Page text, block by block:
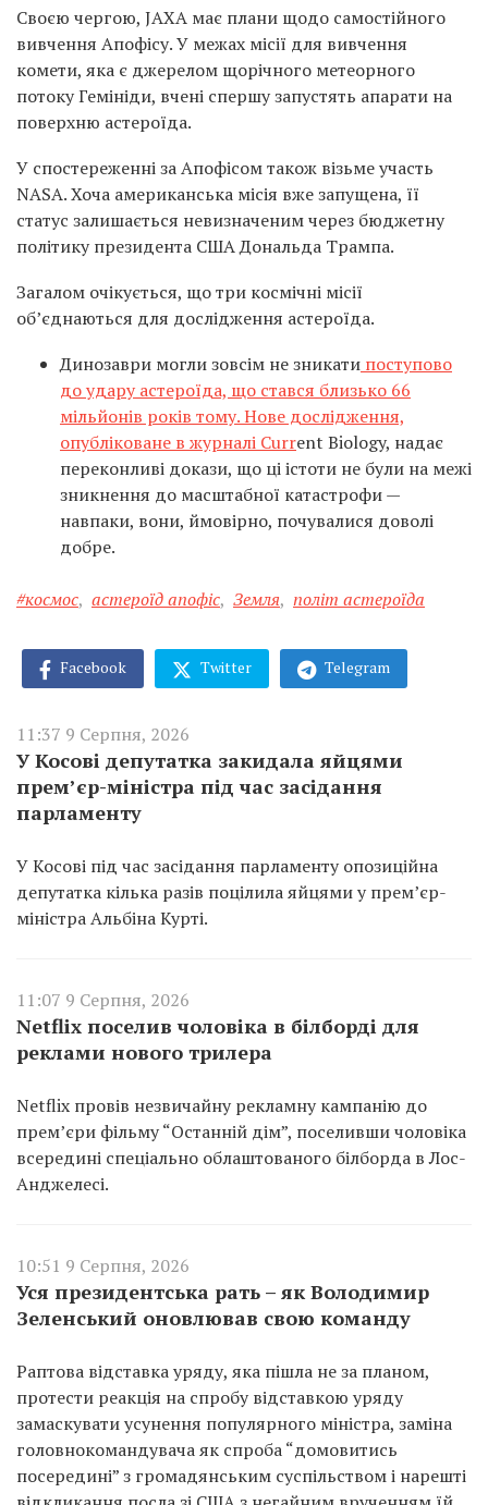
Своєю чергою, JAXA має плани щодо самостійного
вивчення Апофісу. У межах місії для вивчення
комети, яка є джерелом щорічного метеорного
потоку Гемініди, вчені спершу запустять апарати на
поверхню астероїда.
У спостереженні за Апофісом також візьме участь
NASA. Хоча американська місія вже запущена, її
статус залишається невизначеним через бюджетну
політику президента США Дональда Трампа.
Загалом очікується, що три космічні місії
об’єднаються для дослідження астероїда.
Динозаври могли зовсім не зникати поступово
до удару астероїда, що стався близько 66
мільйонів років тому. Нове дослідження,
опубліковане в журналі Current Biology, надає
переконливі докази, що ці істоти не були на межі
зникнення до масштабної катастрофи —
навпаки, вони, ймовірно, почувалися доволі
добре.
#космос, астероїд апофіс, Земля, політ астероїда
Facebook Twitter Telegram
11:37 9 Серпня, 2026
У Косові депутатка закидала яйцями
прем’єр-міністра під час засідання
парламенту
У Косові під час засідання парламенту опозиційна
депутатка кілька разів поцілила яйцями у прем’єр-
міністра Альбіна Курті.
11:07 9 Серпня, 2026
Netflix поселив чоловіка в білборді для
реклами нового трилера
Netflix провів незвичайну рекламну кампанію до
прем’єри фільму “Останній дім”, поселивши чоловіка
всередині спеціально облаштованого білборда в Лос-
Анджелесі.
10:51 9 Серпня, 2026
Уся президентська рать – як Володимир
Зеленський оновлював свою команду
Раптова відставка уряду, яка пішла не за планом,
протести реакція на спробу відставкою уряду
замаскувати усунення популярного міністра, заміна
головнокомандувача як спроба “домовитись
посередині” з громадянським суспільством і нарешті